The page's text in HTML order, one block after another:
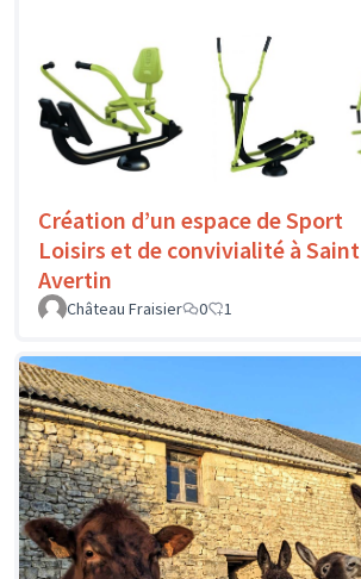
Création d’un espace de Sport
Loisirs et de convivialité à Saint
Avertin
Château Fraisier 0 1